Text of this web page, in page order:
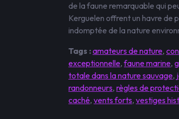
de la faune remarquable qui
Kerguelen offrent un havre de
indomptée de la nature
Tags :amateurs de nature,
exceptionnelle,faune marine,
totale dans la nature sauvage,
randonneurs, règles de
caché, vents forts, vestiges